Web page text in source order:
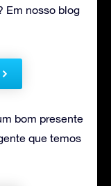
Em nosso blog
bom presente
que temos